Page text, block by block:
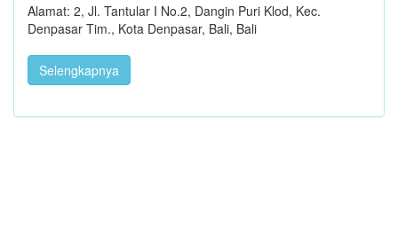
Alamat: 2, Jl. Tantular I No.2, Dangin Puri Klod, Kec.
Denpasar Tim., Kota Denpasar, Bali, Bali
Selengkapnya